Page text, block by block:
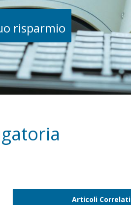
risparmio
Articoli Correlati